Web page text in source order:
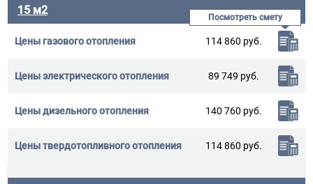
15 м2
114 860 руб.
89 749 руб.
140 760 руб.
114 860 руб.